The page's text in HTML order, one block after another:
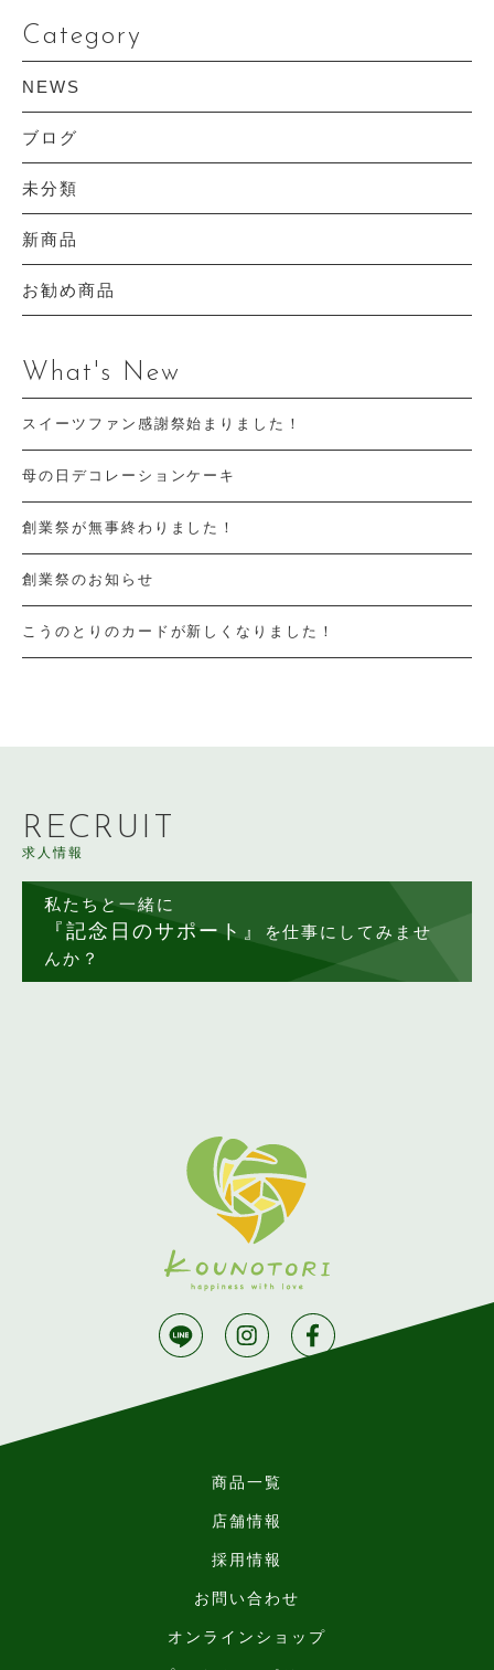
Category
NEWS
ブログ
未分類
新商品
お勧め商品
What's New
スイーツファン感謝祭始まりました！
母の日デコレーションケーキ
創業祭が無事終わりました！
創業祭のお知らせ
こうのとりのカードが新しくなりました！
RECRUIT
求人情報
私たちと一緒に
『記念日のサポート』
を仕事にしてみませ
んか？
商品一覧
店舗情報
採用情報
お問い合わせ
オンラインショップ